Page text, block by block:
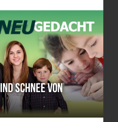
Schnee von